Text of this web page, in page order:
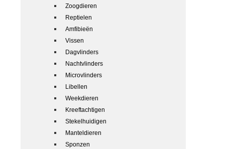
Zoogdieren
Reptielen
Amfibieën
Vissen
Dagvlinders
Nachtvlinders
Microvlinders
Libellen
Weekdieren
Kreeftachtigen
Stekelhuidigen
Manteldieren
Sponzen